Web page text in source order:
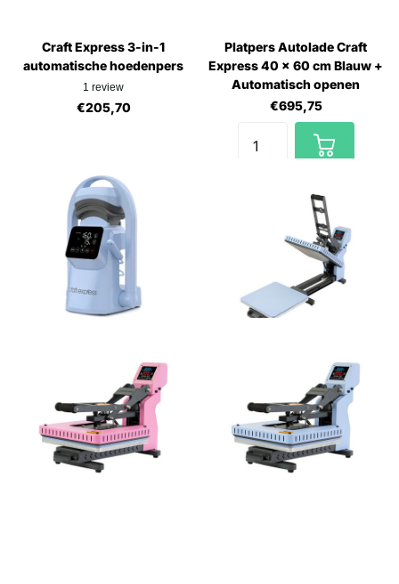
Craft Express 3-in-1
automatische hoedenpers
1 review
€205,70
Platpers Autolade Craft
Express 40 x 60 cm Blauw +
Automatisch openen
€695,75